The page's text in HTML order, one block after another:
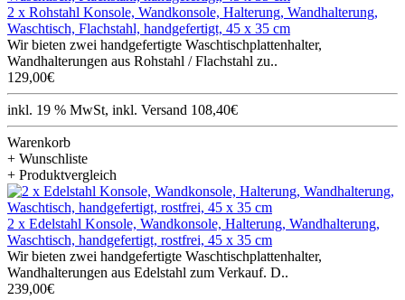
2 x Rohstahl Konsole, Wandkonsole, Halterung, Wandhalterung,
Waschtisch, Flachstahl, handgefertigt, 45 x 35 cm
Wir bieten zwei handgefertigte Waschtischplattenhalter,
Wandhalterungen aus Rohstahl / Flachstahl zu..
129,00€
inkl. 19 % MwSt, inkl. Versand 108,40€
Warenkorb
+ Wunschliste
+ Produktvergleich
2 x Edelstahl Konsole, Wandkonsole, Halterung, Wandhalterung,
Waschtisch, handgefertigt, rostfrei, 45 x 35 cm
Wir bieten zwei handgefertigte Waschtischplattenhalter,
Wandhalterungen aus Edelstahl zum Verkauf. D..
239,00€